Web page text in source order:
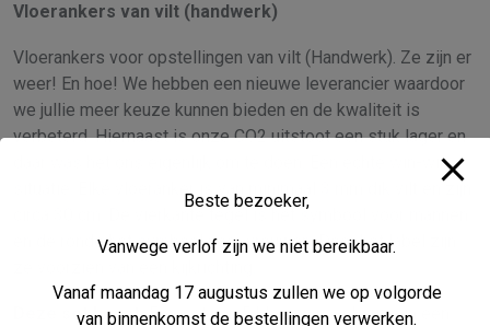
Vloerankers van vilt (handwerk)
Vloerankers voor opstellingen van vilt (Handwerk). Ze zijn er
weer! En hoe! We hebben een nieuwe leverancier waardoor
we jullie meer keuze kunnen bieden en de kwaliteit is
verbeterd. Hiernaast is onze CO2 uitstoot een stuk lager en
daar was het ons eigenlijk om te doen. Een echte win-win
situatie. Elke vloeranker is van minimaal 3 mm dik vilt en zijn
circa 30 cm. De vierkante tegel is het symbool voor mannen
en de ronde het symbool voor vrouwen. Door het label zijn
Deze set bevat:Een set van 5 kleuren naar keuze in een
Beste bezoeker,
Vanwege verlof zijn we niet bereikbaar.
Vanaf maandag 17 augustus zullen we op volgorde
van binnenkomst de bestellingen verwerken.